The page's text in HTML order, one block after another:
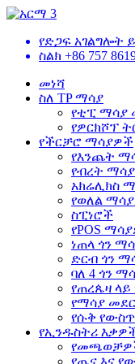
የድጋፍ አገልግሎት
ስልክ +86 757
መነሻ
ስለ TP ማሳያ
የቲፒ ማሳያ
የዎርክሾፕ
የችርቻሮ ማሳያዎች
የእንጨት
የብረት
አክሬሊክስ
የወለል
ስፒነሮች
የPOS
ነጠላ ጎን
ድርብ ጎን
ባለ 4 ጎን
የጠረጴዛ
የማሳያ
የሱቅ
የኢንዱስትሪ
የጤና እና